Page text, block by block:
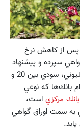
پس از كاهش نرخ
سپرده و پيشنهاد
آن به برخي مشتريان داراي سپرده‌هاي چند ميليوني، سودي بين 20 و
بانك‌ها كه نوعي
بانك مركزي است،
به سمت اوراق گواهي